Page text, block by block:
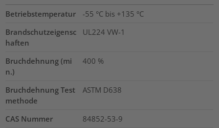
Betriebstemperatur
-55 °C bis +135 °C
Brandschutzeigensc
haften
UL224 VW-1
Bruchdehnung (mi
n.)
400 %
Bruchdehnung Test
methode
ASTM D638
CAS Nummer
84852-53-9